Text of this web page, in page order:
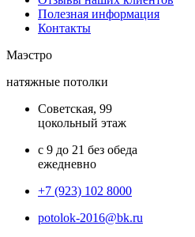
Полезная информация
Контакты
Маэстро
натяжные потолки
Советская, 99
цокольный этаж
с 9 до 21 без обеда
ежедневно
+7 (923) 102 8000
potolok-2016@bk.ru